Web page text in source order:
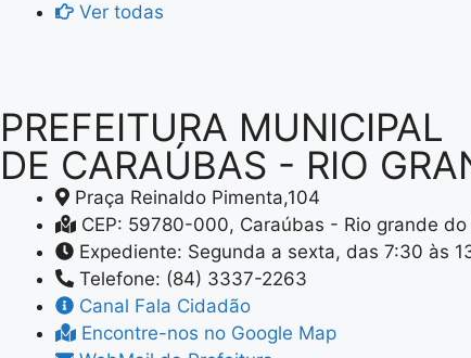
Ver todas
PREFEITURA MUNICIPAL
DE CARAÚBAS - RIO
Praça Reinaldo Pimenta,104
CEP: 59780-000, Caraúbas - Rio grande
Expediente: Segunda a sexta, das 7:30 às
Telefone: (84) 3337-2263
Canal Fala Cidadão
Encontre-nos no Google Map